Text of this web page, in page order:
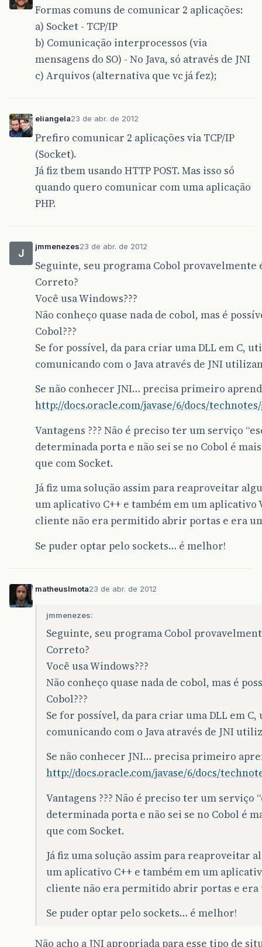
Formas comuns de comunicar 2 aplicações:
a) Socket - TCP/IP
b) Comunicação interprocessos (via
mensagens do SO) - No Java, só através de JNI
c) Arquivos (alternativa que vc já fez);
eliangela23 de abr. de 2012
Prefiro comunicar 2 aplicações via TCP/IP
(Socket).
Já fiz tbem usando HTTP POST. Mas isso só
quando quero comunicar com uma aplicação
PHP.
J
jmmenezes23 de abr. de 2012
Seguinte, seu programa Cobol provavelmente
Correto?
Você usa Windows???
Não conheço quase nada de cobol, mas é
Cobol???
Se for possível, da para criar uma DLL em C,
comunicando com o Java através de JNI
Se não conhecer JNI… precisa primeiro
http://docs.oracle.com/javase/6/docs/
Vantagens ??? Não é preciso ter um serviço
determinada porta e não sei se no Cobol é
que com Socket.
Já fiz uma solução assim para reaproveitar
um aplicativo C++ e também em um aplicativo
cliente não era permitido abrir portas e era
Se puder optar pelo sockets… é melhor!
matheuslmota23 de abr. de 2012
jmmenezes:
Seguinte, seu programa Cobol
Correto?
Você usa Windows???
Não conheço quase nada de cobol, mas é
Cobol???
Se for possível, da para criar uma DLL em
comunicando com o Java através de JNI
Se não conhecer JNI… precisa primeiro
http://docs.oracle.com/javase/6/docs/
Vantagens ??? Não é preciso ter um serviço
determinada porta e não sei se no Cobol é
que com Socket.
Já fiz uma solução assim para reaproveitar
um aplicativo C++ e também em um
cliente não era permitido abrir portas e era
Se puder optar pelo sockets… é melhor!
Não acho a JNI apropriada para esse tipo de